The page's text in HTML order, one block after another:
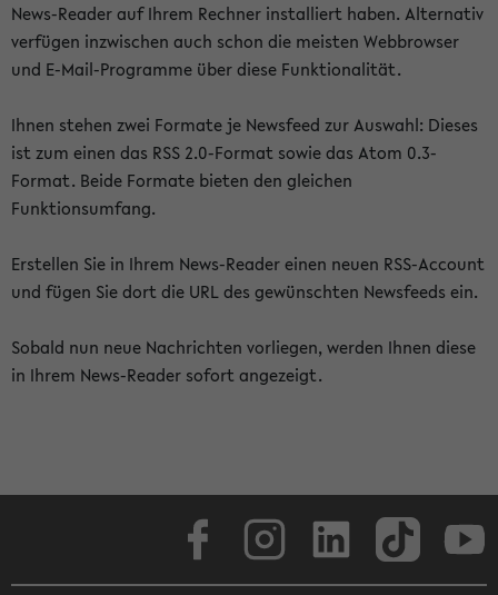
News-Reader auf Ihrem Rechner installiert haben. Alternativ
verfügen inzwischen auch schon die meisten Webbrowser
und E-Mail-Programme über diese Funktionalität.
Ihnen stehen zwei Formate je Newsfeed zur Auswahl: Dieses
ist zum einen das RSS 2.0-Format sowie das Atom 0.3-
Format. Beide Formate bieten den gleichen
Funktionsumfang.
Erstellen Sie in Ihrem News-Reader einen neuen RSS-Account
und fügen Sie dort die URL des gewünschten Newsfeeds ein.
Sobald nun neue Nachrichten vorliegen, werden Ihnen diese
in Ihrem News-Reader sofort angezeigt.